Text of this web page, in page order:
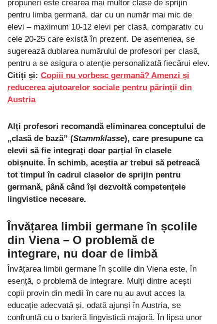
propuneri este crearea mai multor clase de sprijin
pentru limba germană, dar cu un număr mai mic de
elevi – maximum 10-12 elevi per clasă, comparativ cu
cele 20-25 care există în prezent. De asemenea, se
sugerează dublarea numărului de profesori per clasă,
pentru a se asigura o atenție personalizată fiecărui elev.
Citiți și: Copiii nu vorbesc germană? Amenzi și
reducerea ajutoarelor sociale pentru părinții din
Austria
Alți profesori recomandă eliminarea conceptului de
„clasă de bază” (Stammklasse), care presupune ca
elevii să fie integrați doar parțial în clasele
obișnuite. În schimb, aceștia ar trebui să petreacă
tot timpul în cadrul claselor de sprijin pentru
germană, până când își dezvoltă competențele
lingvistice necesare.
Învățarea limbii germane în școlile
din Viena – O problemă de
integrare, nu doar de limbă
Învățarea limbii germane în școlile din Viena este, în
esență, o problemă de integrare. Mulți dintre acești
copii provin din medii în care nu au avut acces la
educație adecvată și, odată ajunși în Austria, se
confruntă cu o barieră lingvistică majoră. În lipsa unor